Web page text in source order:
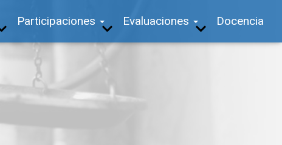
Participaciones Evaluaciones Docencia